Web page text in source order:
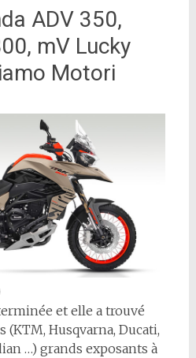
ADV 350,
mV Lucky
Motori
et elle a trouvé
(KTM, Husqvarna, Ducati,
…) grands exposants à